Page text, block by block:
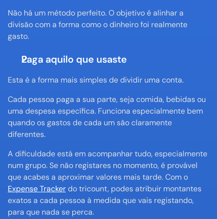
Não há um método perfeito. O objetivo é alinhar a
divisão com a forma como o dinheiro foi realmente
gasto.
Paga aquilo que usaste
Esta é a forma mais simples de dividir uma conta.
Cada pessoa paga a sua parte, seja comida, bebidas ou
uma despesa específica. Funciona especialmente bem
quando os gastos de cada um são claramente
diferentes.
A dificuldade está em acompanhar tudo, especialmente
num grupo. Se não registares no momento, é provável
Expense Tracker do tricount, podes atribuir montantes
exatos a cada pessoa à medida que vais registando,
para que nada se perca.